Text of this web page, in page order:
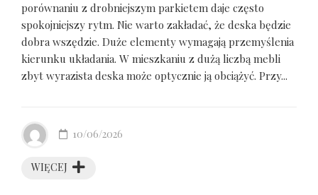
porównaniu z drobniejszym parkietem daje często
spokojniejszy rytm. Nie warto zakładać, że deska będzie
dobra wszędzie. Duże elementy wymagają przemyślenia
kierunku układania. W mieszkaniu z dużą liczbą mebli
zbyt wyrazista deska może optycznie ją obciążyć. Przy...
WIĘCEJ
10/06/2026